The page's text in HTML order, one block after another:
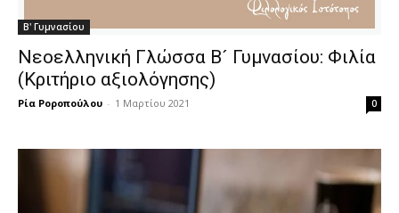
Β' Γυμνασίου
Νεοελληνική Γλώσσα Β´ Γυμνασίου: Φιλία
(Κριτήριο αξιολόγησης)
Ρία Ροροπούλου - 1 Μαρτίου 2021 0